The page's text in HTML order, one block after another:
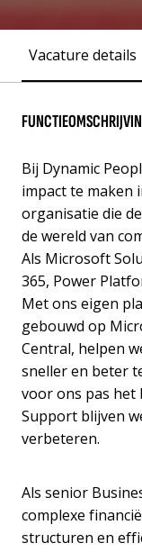
Vacature details
Bij Dynamic
impact te maken
organisatie die
de wereld van
Als Microsoft
365, Power
Met ons eigen
gebouwd op
Central, helpen
sneller en beter
voor ons pas het
Support blijven
verbeteren.
Als senior
complexe
structuren en